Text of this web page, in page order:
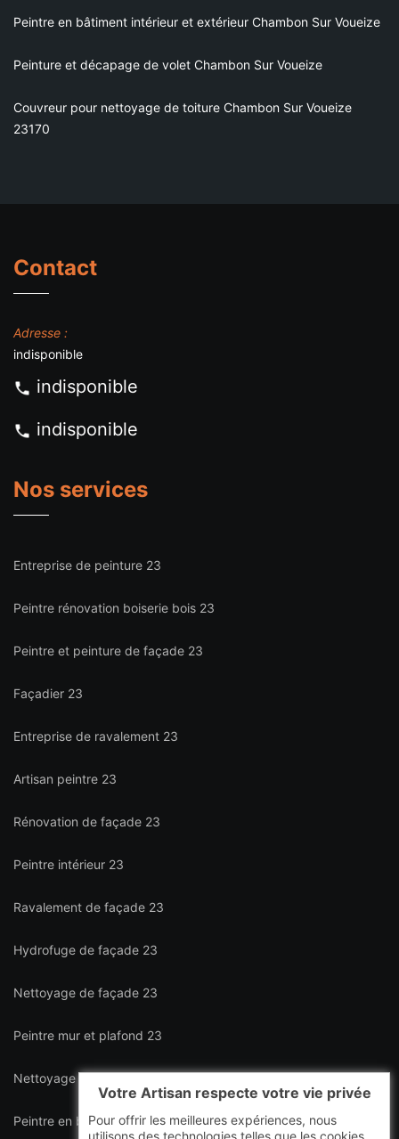
Peintre en bâtiment intérieur et extérieur Chambon Sur Voueize
Peinture et décapage de volet Chambon Sur Voueize
Couvreur pour nettoyage de toiture Chambon Sur Voueize
23170
Contact
Adresse :
indisponible
indisponible
indisponible
Nos services
Entreprise de peinture 23
Peintre rénovation boiserie bois 23
Peintre et peinture de façade 23
Façadier 23
Entreprise de ravalement 23
Artisan peintre 23
Rénovation de façade 23
Peintre intérieur 23
Ravalement de façade 23
Hydrofuge de façade 23
Nettoyage de façade 23
Peintre mur et plafond 23
Nettoyage de terrasse 23
Peintre en bâtiment intérieur et extérieur 23
Votre Artisan respecte votre vie privée
Pour offrir les meilleures expériences, nous
utilisons des technologies telles que les cookies